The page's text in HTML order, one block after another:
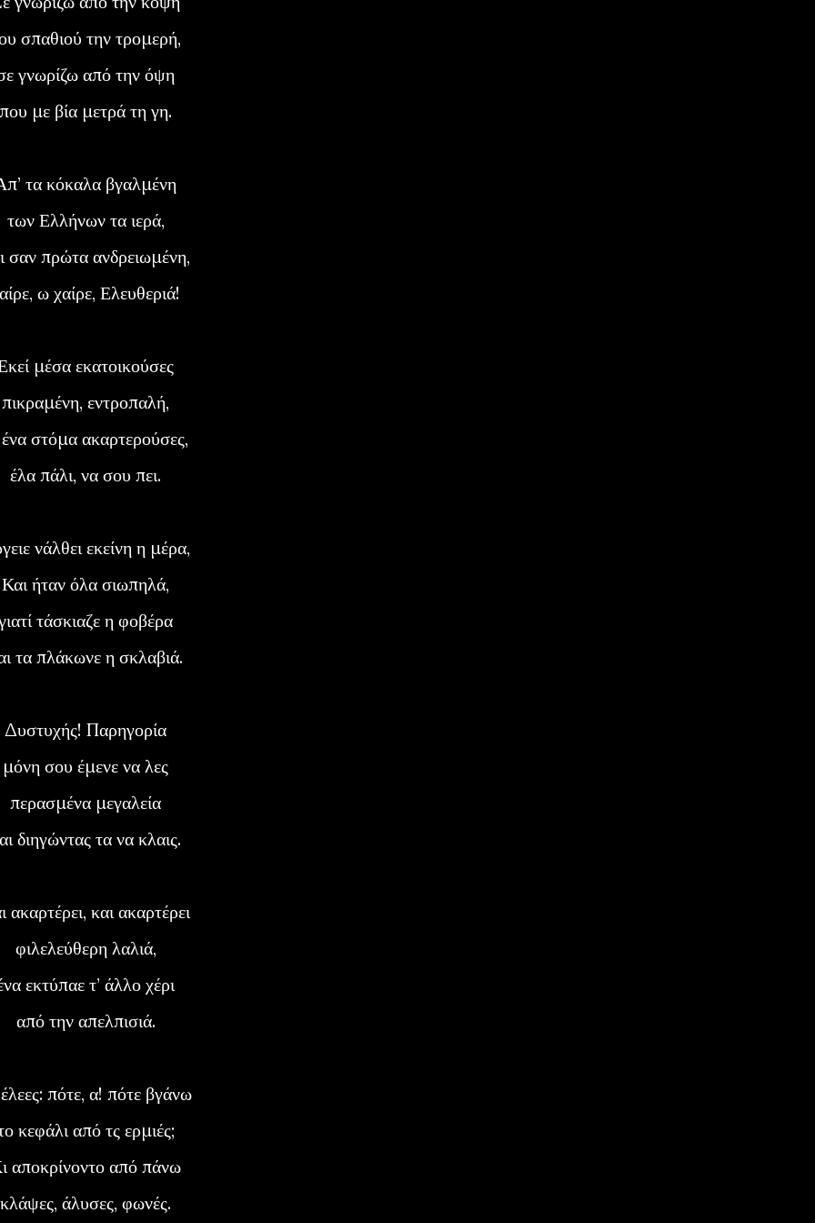
σπαθιού την τρομερή,
σε γνωρίζω από την όψη
που με βία μετρά τη γη.
Απ’ τα κόκαλα βγαλμένη
των Ελλήνων τα ιερά,
σαν πρώτα ανδρειωμένη,
χαίρε, ω χαίρε, Ελευθεριά!
Εκεί μέσα εκατοικούσες
πικραμένη, εντροπαλή,
ένα στόμα ακαρτερούσες,
έλα πάλι, να σου πει.
νάλθει εκείνη η μέρα,
Και ήταν όλα σιωπηλά,
γιατί τάσκιαζε η φοβέρα
τα πλάκωνε η σκλαβιά.
Δυστυχής! Παρηγορία
μόνη σου έμενε να λες
περασμένα μεγαλεία
και διηγώντας τα να κλαις.
ακαρτέρει, και ακαρτέρει
φιλελεύθερη λαλιά,
ένα εκτύπαε τ’ άλλο χέρι
από την απελπισιά.
έλεες: πότε, α! πότε βγάνω
το κεφάλι από τς ερμιές;
Κι αποκρίνοντο από πάνω
κλάψες, άλυσες, φωνές.